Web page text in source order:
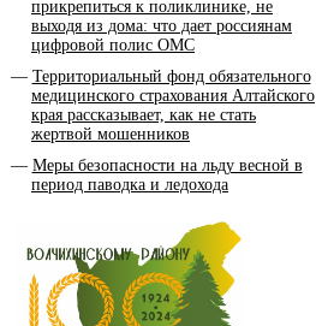
прикрепиться к поликлинике, не
выходя из дома: что дает россиянам
цифровой полис ОМС
Территориальный фонд обязательного
медицинского страхования Алтайского
края рассказывает, как не стать
жертвой мошенников
Меры безопасности на льду весной в
период паводка и ледохода